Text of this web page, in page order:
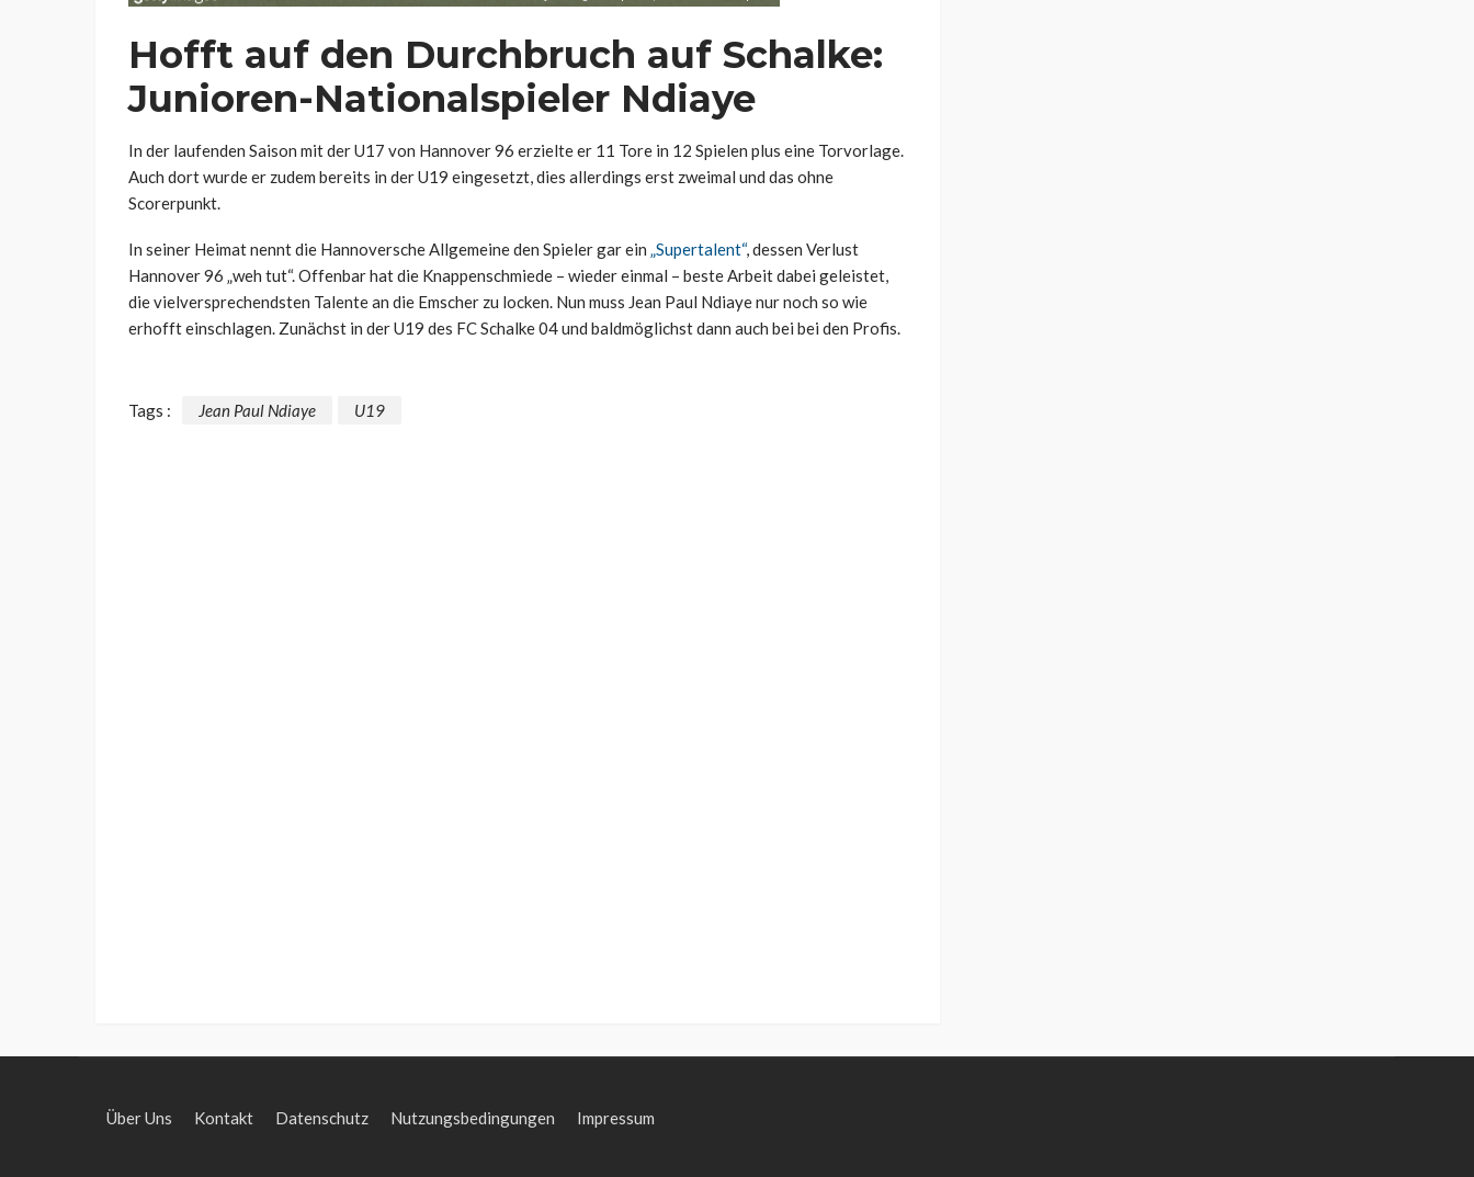
Hofft auf den Durchbruch auf Schalke:
Junioren-Nationalspieler Ndiaye
In der laufenden Saison mit der U17 von Hannover 96 erzielte er 11 Tore in 12 Spielen plus eine Torvorlage.
Auch dort wurde er zudem bereits in der U19 eingesetzt, dies allerdings erst zweimal und das ohne
Scorerpunkt.
In seiner Heimat nennt die Hannoversche Allgemeine den Spieler gar ein „Supertalent“, dessen Verlust
Hannover 96 „weh tut“. Offenbar hat die Knappenschmiede – wieder einmal – beste Arbeit dabei geleistet,
die vielversprechendsten Talente an die Emscher zu locken. Nun muss Jean Paul Ndiaye nur noch so wie
erhofft einschlagen. Zunächst in der U19 des FC Schalke 04 und baldmöglichst dann auch bei bei den Profis.
Tags : Jean Paul Ndiaye U19
Über Uns Kontakt Datenschutz Nutzungsbedingungen Impressum